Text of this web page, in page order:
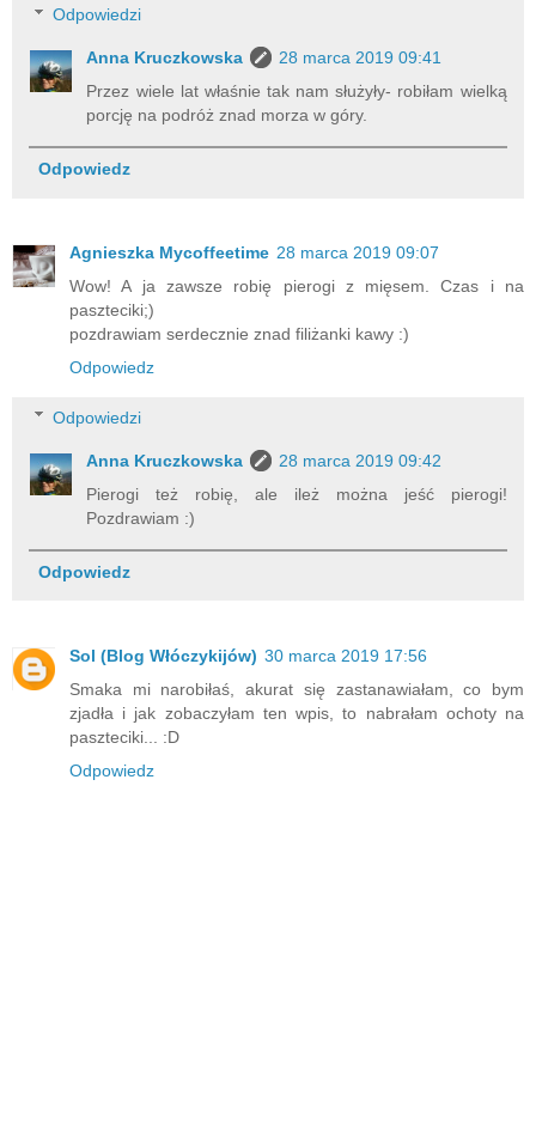
Odpowiedzi
Anna Kruczkowska
28 marca 2019 09:41
Przez wiele lat właśnie tak nam służyły- robiłam wielką
porcję na podróż znad morza w góry.
Odpowiedz
Agnieszka Mycoffeetime 28 marca 2019 09:07
Wow! A ja zawsze robię pierogi z mięsem. Czas i na
paszteciki;)
pozdrawiam serdecznie znad filiżanki kawy :)
Odpowiedz
Odpowiedzi
Anna Kruczkowska
28 marca 2019 09:42
Pierogi też robię, ale ileż można jeść pierogi!
Pozdrawiam :)
Odpowiedz
Sol (Blog Włóczykijów) 30 marca 2019 17:56
Smaka mi narobiłaś, akurat się zastanawiałam, co bym
zjadła i jak zobaczyłam ten wpis, to nabrałam ochoty na
paszteciki... :D
Odpowiedz